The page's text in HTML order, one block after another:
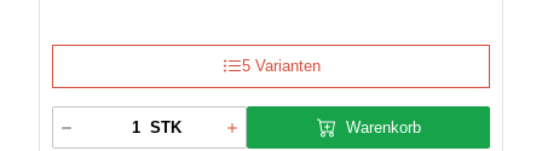
5 Varianten
STK Warenkorb